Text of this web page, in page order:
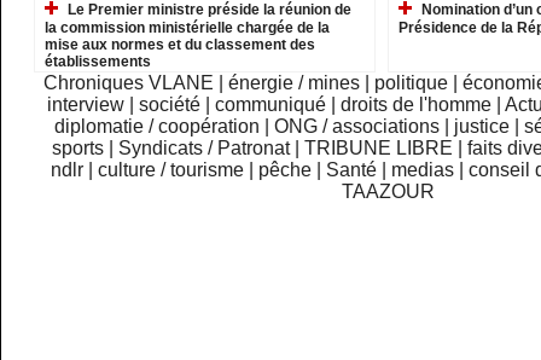
Le Premier ministre préside la réunion de
la commission ministérielle chargée de la
mise aux normes et du classement des
établissements
Nomination
Présidence de la
Chroniques VLANE énergie / mines politique
interview
|société |communiqué |droits de l'homme |
diplomatie / coopération
ONG / associations justice
sports
Syndicats / Patronat TRIBUNE LIBRE
faits
ndlr
|culture / tourisme pêche Santé medias |conseil
TAAZOUR